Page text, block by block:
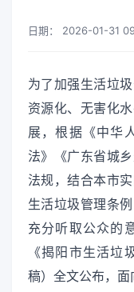
日期： 2026-01-31
为了加强生活垃
资源化、无害化
展，根据《中华
法》《广东省城
法规，结合本市
生活垃圾管理条
充分听取公众的
《揭阳市生活垃
稿）全文公布，面